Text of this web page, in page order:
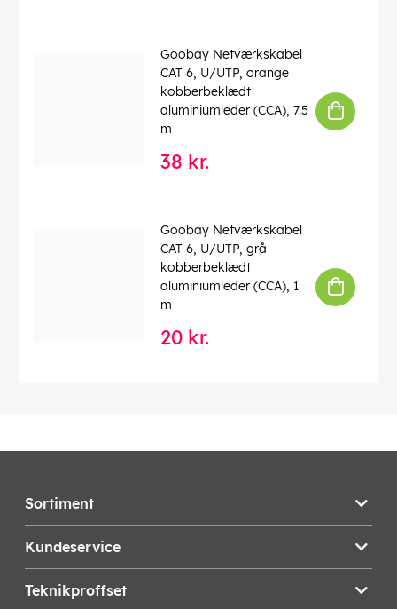
Goobay Netværkskabel
CAT 6, U/UTP, orange
kobberbeklædt
aluminiumleder (CCA), 7.5
m
38 kr.
Goobay Netværkskabel
CAT 6, U/UTP, grå
kobberbeklædt
aluminiumleder (CCA), 1
m
20 kr.
Sortiment
Kundeservice
Teknikproffset